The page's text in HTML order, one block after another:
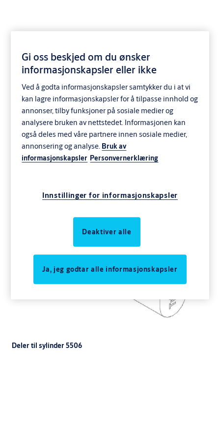
SD5506 utvendig
sylinder
Deler til sylinder 5506
Gi oss beskjed om du ønsker
informasjonskapsler eller ikke
Ved å godta informasjonskapsler samtykker du i at vi
kan lagre informasjonskapsler for å tilpasse innhold og
annonser, tilby funksjoner på sosiale medier og
analysere bruken av nettstedet. Informasjonen kan
også deles med våre partnere innen sosiale medier,
annonsering og analyse. Bruk av
informasjonskapsler Personvernerklæring
Innstillinger for informasjonskapsler
Deaktiver alle
Ja, jeg godtar alle informasjonskapsler